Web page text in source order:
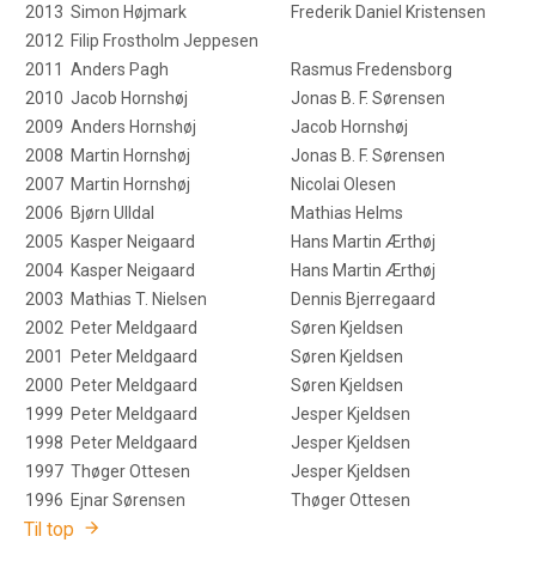
2013 Simon Højmark
Frederik Daniel Kristensen
2012 Filip Frostholm Jeppesen
2011 Anders Pagh
Rasmus Fredensborg
2010 Jacob Hornshøj
Jonas B. F. Sørensen
2009 Anders Hornshøj
Jacob Hornshøj
2008 Martin Hornshøj
Jonas B. F. Sørensen
2007 Martin Hornshøj
Nicolai Olesen
2006 Bjørn Ulldal
Mathias Helms
2005 Kasper Neigaard
Hans Martin Ærthøj
2004 Kasper Neigaard
Hans Martin Ærthøj
2003 Mathias T. Nielsen
Dennis Bjerregaard
2002 Peter Meldgaard
Søren Kjeldsen
2001
Peter Meldgaard
Søren Kjeldsen
2000 Peter Meldgaard
Søren Kjeldsen
1999 Peter Meldgaard
Jesper Kjeldsen
1998 Peter Meldgaard
Jesper Kjeldsen
1997 Thøger Ottesen
Jesper Kjeldsen
1996 Ejnar Sørensen Thøger Ottesen
Til top